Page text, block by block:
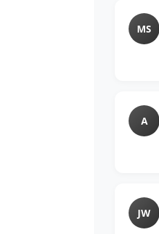
MS
A
JW